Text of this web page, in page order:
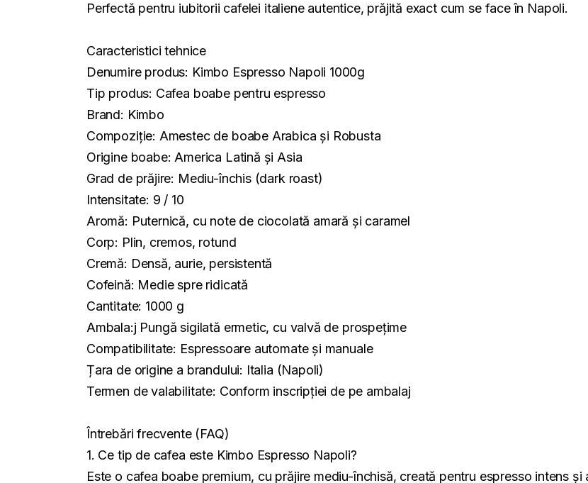
Perfectă pentru iubitorii cafelei italiene autentice, prăjită exact cum se face în Napoli.
Caracteristici tehnice
Denumire produs: Kimbo Espresso Napoli 1000g
Tip produs: Cafea boabe pentru espresso
Brand: Kimbo
Compoziție: Amestec de boabe Arabica și Robusta
Origine boabe: America Latină și Asia
Grad de prăjire: Mediu-închis (dark roast)
Intensitate: 9 / 10
Aromă: Puternică, cu note de ciocolată amară și caramel
Corp: Plin, cremos, rotund
Cremă: Densă, aurie, persistentă
Cofeină: Medie spre ridicată
Cantitate: 1000 g
Ambala:j Pungă sigilată ermetic, cu valvă de prospețime
Compatibilitate: Espressoare automate și manuale
Țara de origine a brandului: Italia (Napoli)
Termen de valabilitate: Conform inscripției de pe ambalaj
Întrebări frecvente (FAQ)
1. Ce tip de cafea este Kimbo Espresso Napoli?
Este o cafea boabe premium, cu prăjire mediu-închisă, creată pentru espresso intens